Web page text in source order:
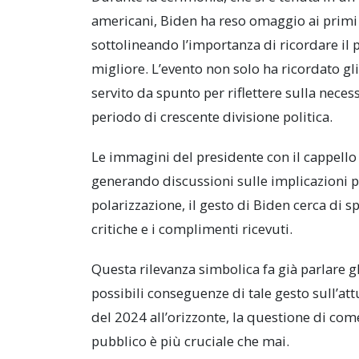
americani, Biden ha reso omaggio ai
sottolineando l’importanza di ricordare il
migliore. L’evento non solo ha ricordato
servito da spunto per riflettere sulla
periodo di crescente divisione politica.
Le immagini del presidente con il
generando discussioni sulle implicazioni
polarizzazione, il gesto di Biden cerca di
critiche e i complimenti ricevuti.
Questa rilevanza simbolica fa già parlare
possibili conseguenze di tale gesto
del 2024 all’orizzonte, la questione di
pubblico è più cruciale che mai.